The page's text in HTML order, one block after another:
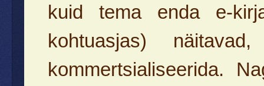
kuid tema enda e-
kohtuasjas)
kommertsialiseerida.